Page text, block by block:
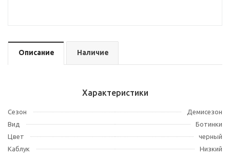
Описание Наличие
Характеристики
Сезон
Демисезон
Вид
Ботинки
Цвет
черный
Каблук
Низкий